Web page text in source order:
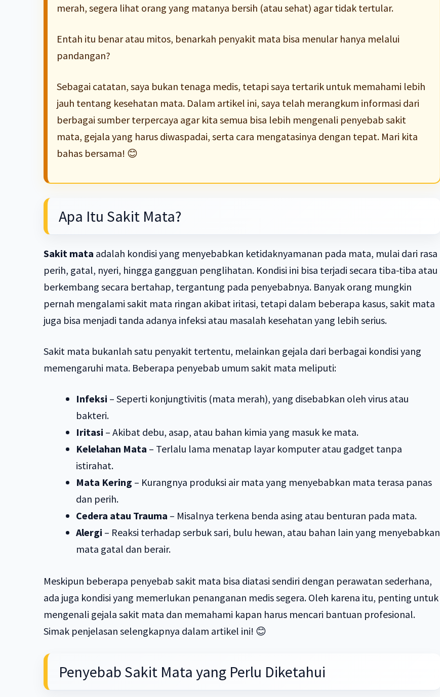
merah, segera lihat orang yang matanya bersih (atau sehat) agar tidak tertular.
Entah itu benar atau mitos, benarkah penyakit mata bisa menular hanya melalui
pandangan?
Sebagai catatan, saya bukan tenaga medis, tetapi saya tertarik untuk memahami lebih
jauh tentang kesehatan mata. Dalam artikel ini, saya telah merangkum informasi dari
berbagai sumber terpercaya agar kita semua bisa lebih mengenali penyebab sakit
mata, gejala yang harus diwaspadai, serta cara mengatasinya dengan tepat. Mari kita
bahas bersama! 😊
Apa Itu Sakit Mata?
Sakit mata adalah kondisi yang menyebabkan ketidaknyamanan pada mata, mulai dari rasa
perih, gatal, nyeri, hingga gangguan penglihatan. Kondisi ini bisa terjadi secara tiba-tiba atau
berkembang secara bertahap, tergantung pada penyebabnya. Banyak orang mungkin
pernah mengalami sakit mata ringan akibat iritasi, tetapi dalam beberapa kasus, sakit mata
juga bisa menjadi tanda adanya infeksi atau masalah kesehatan yang lebih serius.
Sakit mata bukanlah satu penyakit tertentu, melainkan gejala dari berbagai kondisi yang
memengaruhi mata. Beberapa penyebab umum sakit mata meliputi:
Infeksi – Seperti konjungtivitis (mata merah), yang disebabkan oleh virus atau
bakteri.
Iritasi – Akibat debu, asap, atau bahan kimia yang masuk ke mata.
Kelelahan Mata – Terlalu lama menatap layar komputer atau gadget tanpa
istirahat.
Mata Kering – Kurangnya produksi air mata yang menyebabkan mata terasa panas
dan perih.
Cedera atau Trauma – Misalnya terkena benda asing atau benturan pada mata.
Alergi – Reaksi terhadap serbuk sari, bulu hewan, atau bahan lain yang menyebabkan
mata gatal dan berair.
Meskipun beberapa penyebab sakit mata bisa diatasi sendiri dengan perawatan sederhana,
ada juga kondisi yang memerlukan penanganan medis segera. Oleh karena itu, penting untuk
mengenali gejala sakit mata dan memahami kapan harus mencari bantuan profesional.
Simak penjelasan selengkapnya dalam artikel ini! 😊
Penyebab Sakit Mata yang Perlu Diketahui